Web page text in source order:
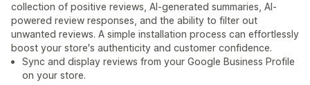
collection of positive reviews, AI-generated summaries, AI-
powered review responses, and the ability to filter out
unwanted reviews. A simple installation process can effortlessly
boost your store's authenticity and customer confidence.
Sync and display reviews from your Google Business Profile
on your store.